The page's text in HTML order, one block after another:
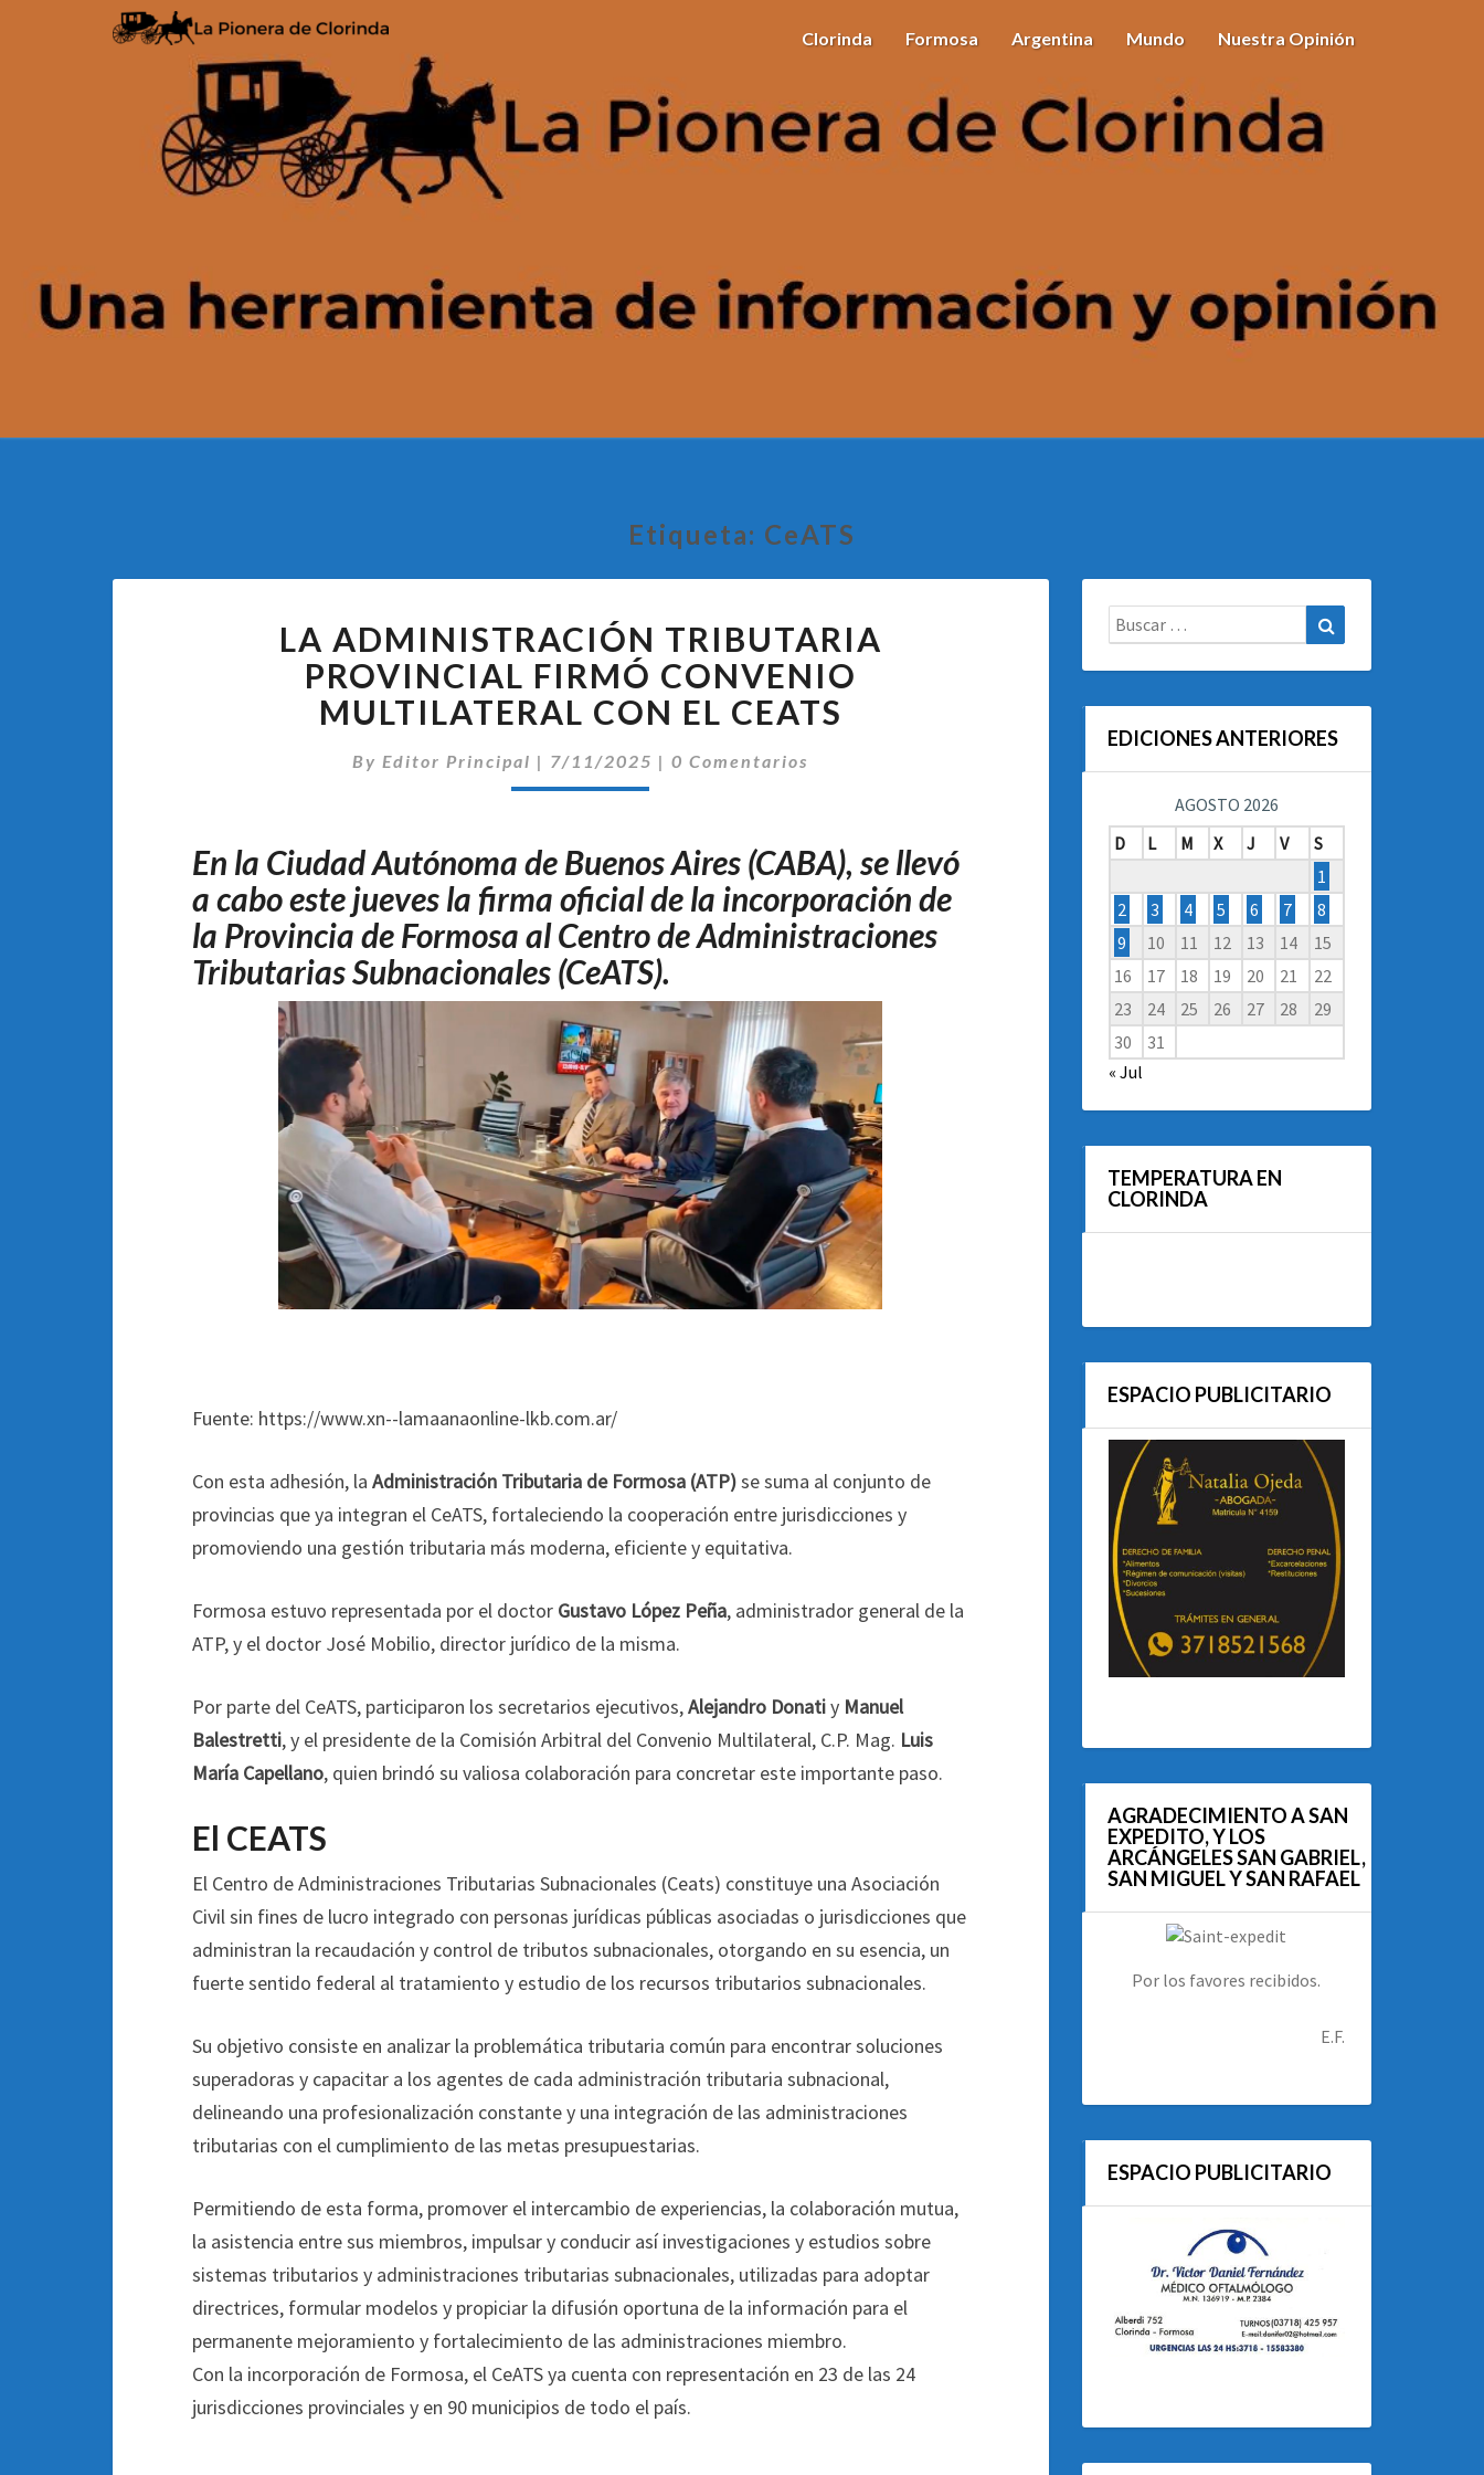
Clorinda Formosa Argentina Mundo Nuestra Opinión
Etiqueta: CeATS
ADMINISTRACIÓN
TRIBUTARIA
PROVINCIAL
FIRMÓ
CONVENIO
MULTILATERAL
CEATS
LA ADMINISTRACIÓN TRIBUTARIA
PROVINCIAL FIRMÓ CONVENIO
MULTILATERAL CON EL CEATS
ByEditor Principal | 7/11/2025 |Comentarios
0 Comentarios
En la Ciudad Autónoma de Buenos Aires (CABA), se llevó
a cabo este jueves la firma oficial de la incorporación de
la Provincia de Formosa al Centro de Administraciones
Tributarias Subnacionales (CeATS).
Fuente: https://www.xn--lamaanaonline-lkb.com.ar/
Con esta adhesión, la Administración Tributaria de Formosa (ATP)se suma al conjunto de
provincias que ya integran el CeATS, fortaleciendo la cooperación entre jurisdicciones y
promoviendo una gestión tributaria más moderna, eficiente y equitativa.
Formosa estuvo representada por el doctor Gustavo López Peña, administrador general de la
ATP, y el doctor José Mobilio, director jurídico de la misma.
Por parte del CeATS, participaron los secretarios ejecutivos,Alejandro Donatiy Manuel
Balestretti, y el presidente de la Comisión Arbitral del Convenio Multilateral, C.P. Mag. Luis
María Capellano, quien brindó su valiosa colaboración para concretar este importante paso.
El CEATS
El Centro de Administraciones Tributarias Subnacionales (Ceats) constituye una Asociación
Civil sin fines de lucro integrado con personas jurídicas públicas asociadas o jurisdicciones que
administran la recaudación y control de tributos subnacionales, otorgando en su esencia, un
fuerte sentido federal al tratamiento y estudio de los recursos tributarios subnacionales.
Su objetivo consiste en analizar la problemática tributaria común para encontrar soluciones
superadoras y capacitar a los agentes de cada administración tributaria subnacional,
delineando una profesionalización constante y una integración de las administraciones
tributarias con el cumplimiento de las metas presupuestarias.
Permitiendo de esta forma, promover el intercambio de experiencias, la colaboración mutua,
la asistencia entre sus miembros, impulsar y conducir así investigaciones y estudios sobre
sistemas tributarios y administraciones tributarias subnacionales, utilizadas para adoptar
directrices, formular modelos y propiciar la difusión oportuna de la información para el
permanente mejoramiento y fortalecimiento de las administraciones miembro.
Con la incorporación de Formosa, el CeATS ya cuenta con representación en 23 de las 24
jurisdicciones provinciales y en 90 municipios de todo el país.
Buscar:
EDICIONES ANTERIORES
AGOSTO 2026
D
L M X J V
S
1
2
3 4 5 6 7
8
9
10 11 12 13 14
15
16
17 18 19 20 21
22
23
24 25 26 27 28
29
30
31
« Jul
TEMPERATURA EN
CLORINDA
ESPACIO PUBLICITARIO
AGRADECIMIENTO A SAN
EXPEDITO, Y LOS
ARCÁNGELES SAN GABRIEL,
SAN MIGUEL Y SAN RAFAEL
Por los favores recibidos.
E.F.
ESPACIO PUBLICITARIO